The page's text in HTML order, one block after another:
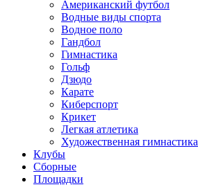
Американский футбол
Водные виды спорта
Водное поло
Гандбол
Гимнастика
Гольф
Дзюдо
Карате
Киберспорт
Крикет
Легкая атлетика
Художественная гимнастика
Клубы
Сборные
Площадки